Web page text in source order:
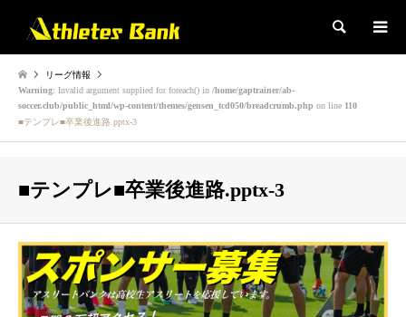
検索
リーグ情報
Warning: Invalid argument supplied for foreach() in /home/gaptrainer/ab-
soccer.club/public_html/wp-content/themes/gensen_tcd050/breadcrumb.php on line 110
■テンプレ■卒業後進路.pptx-3
■テンプレ■卒業後進路.pptx-3